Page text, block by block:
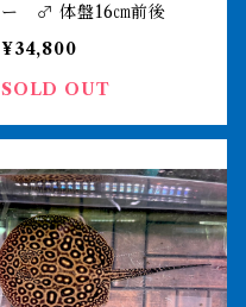
ー ♂ 体盤16㎝前後
¥34,800
SOLD OUT